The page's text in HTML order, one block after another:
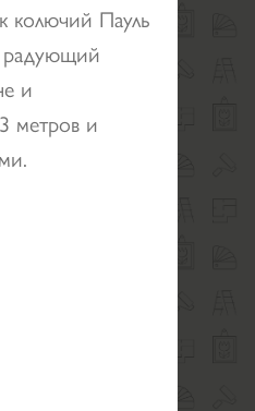
колючий Пауль
радующий
и
метров и